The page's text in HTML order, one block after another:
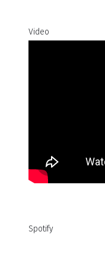
Video
Spotify